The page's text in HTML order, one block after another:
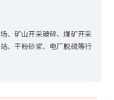
、矿山开采破碎、煤矿开采
、干粉砂浆、电厂脱硫等行